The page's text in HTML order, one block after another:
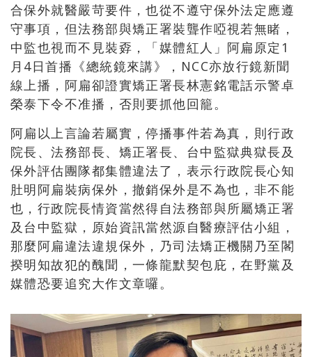
合保外就醫嚴苛要件，也從不遵守保外法定應遵
守事項，但法務部與矯正署裝聾作啞視若無睹，
中監也視而不見裝孬，「媒體紅人」阿扁原定1
月4日首播《總統鏡來講》，NCC亦放行鏡新聞
線上播，阿扁卻證實矯正署長林憲銘電話示警卓
榮泰下令不准播，否則要抓他回籠。
阿扁以上言論若屬實，停播事件若為真，則行政
院長、法務部長、矯正署長、台中監獄典獄長及
保外評估團隊都集體違法了，表示行政院長心知
肚明阿扁裝病保外，撤銷保外是不為也，非不能
也，行政院長情資當然得自法務部與所屬矯正署
及台中監獄，原始資訊當然源自醫療評估小組，
那麼阿扁違法違規保外，乃司法矯正機關乃至閣
揆明知故犯的醜聞，一條龍默契包庇，在野黨及
媒體恐要追究大作文章囉。